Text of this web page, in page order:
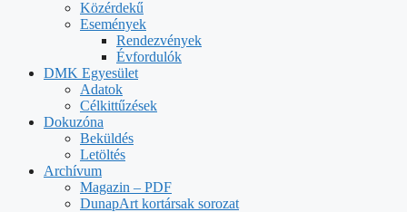
Közérdekű
Események
Rendezvények
Évfordulók
DMK Egyesület
Adatok
Célkittűzések
Dokuzóna
Beküldés
Letöltés
Archívum
Magazin – PDF
DunapArt kortársak sorozat